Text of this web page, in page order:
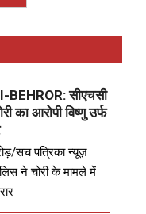
BEHROR: सीएचसी
का आरोपी विष्णु उर्फ
सच पत्रिका न्यूज़
ने चोरी के मामले में